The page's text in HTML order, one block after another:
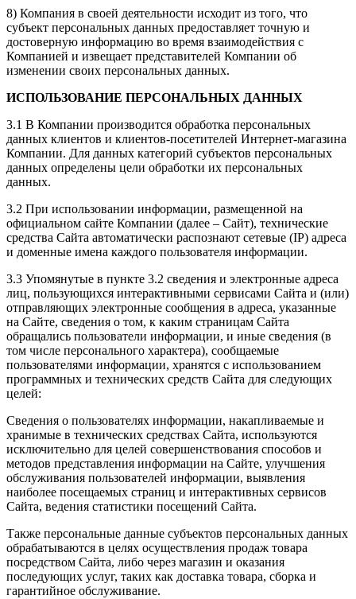
8) Компания в своей деятельности исходит из того, что
субъект персональных данных предоставляет точную и
достоверную информацию во время взаимодействия с
Компанией и извещает представителей Компании об
изменении своих персональных данных.
ИСПОЛЬЗОВАНИЕ ПЕРСОНАЛЬНЫХ ДАННЫХ
3.1 В Компании производится обработка персональных
данных клиентов и клиентов-посетителей Интернет-магазина
Компании. Для данных категорий субъектов персональных
данных определены цели обработки их персональных
данных.
3.2 При использовании информации, размещенной на
официальном сайте Компании (далее – Сайт), технические
средства Сайта автоматически распознают сетевые (IP) адреса
и доменные имена каждого пользователя информации.
3.3 Упомянутые в пункте 3.2 сведения и электронные адреса
лиц, пользующихся интерактивными сервисами Сайта и (или)
отправляющих электронные сообщения в адреса, указанные
на Сайте, сведения о том, к каким страницам Сайта
обращались пользователи информации, и иные сведения (в
том числе персонального характера), сообщаемые
пользователями информации, хранятся с использованием
программных и технических средств Сайта для следующих
целей:
Сведения о пользователях информации, накапливаемые и
хранимые в технических средствах Сайта, используются
исключительно для целей совершенствования способов и
методов представления информации на Сайте, улучшения
обслуживания пользователей информации, выявления
наиболее посещаемых страниц и интерактивных сервисов
Сайта, ведения статистики посещений Сайта.
Также персональные данные субъектов персональных данных
обрабатываются в целях осуществления продаж товара
посредством Сайта, либо через магазин и оказания
последующих услуг, таких как доставка товара, сборка и
гарантийное обслуживание.